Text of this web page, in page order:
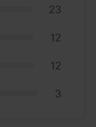
23
12
12
3